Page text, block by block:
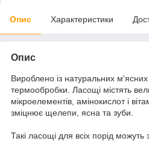
Опис Характеристики
Опис
Вироблено із натуральних
термообробки. Ласощі містять
мікроелементів, амінокислот і
зміцнює щелепи, ясна та зуби.
Такі ласощі для всіх порід можуть